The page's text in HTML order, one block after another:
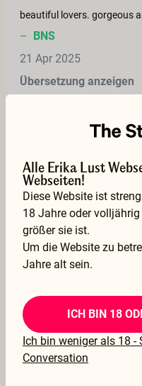
beautiful lovers. gorgeous
– BNS
21 Apr 2025
Übersetzung anzeigen
– Vampy
23 Mar 2025
Übersetzung anzeigen
WENN DIR DAS
LIEBEN...
Alle Erika Lust
Webseiten!
Diese Website ist
18 Jahre oder
größer sie ist.
Um die Website zu
Jahre alt sein.
ICH BIN 18
Ich bin weniger als 18 -
Conversation